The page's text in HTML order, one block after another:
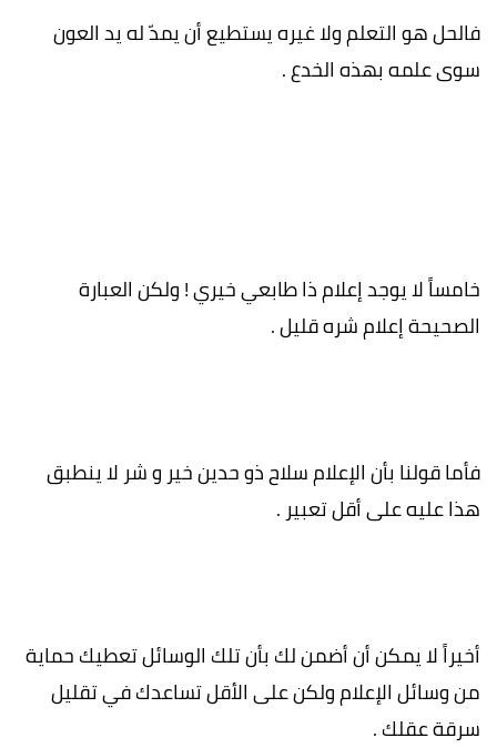
فالحل هو التعلم ولا غيره يستطيع أن يمدّ له يد العون
سوى علمه بهذه الخدع .
خامساً لا يوجد إعلام ذا طابعي خيري ! ولكن العبارة
الصحيحة إعلام شره قليل .
فأما قولنا بأن الإعلام سلاح ذو حدين خير و شر لا ينطبق
هذا عليه على أقل تعبير .
أخيراً لا يمكن أن أضمن لك بأن تلك الوسائل تعطيك حماية
من وسائل الإعلام ولكن على الأقل تساعدك في تقليل
سرقة عقلك .